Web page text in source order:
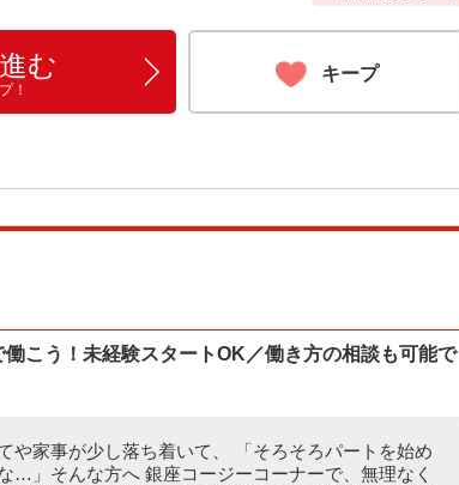
む
！
キープ
こう！未経験スタートOK／働き方の相談も可能で
や家事が少し落ち着いて、 「そろそろパートを始め
…」そんな方へ 銀座コージーコーナーで、無理なく